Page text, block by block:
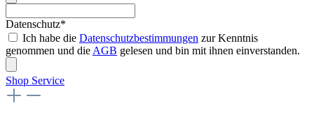
Datenschutz*
Ich habe die Datenschutzbestimmungen zur Kenntnis
genommen und die AGB gelesen und bin mit ihnen einverstanden.
Shop Service